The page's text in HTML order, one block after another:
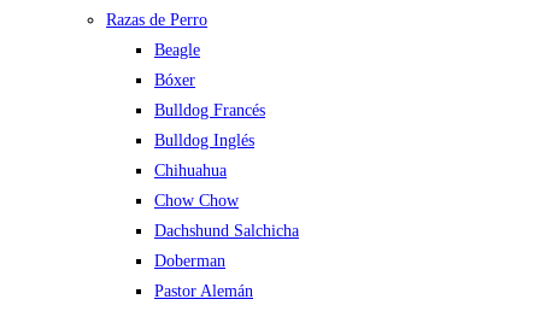
Razas de Perro
Beagle
Bóxer
Bulldog Francés
Bulldog Inglés
Chihuahua
Chow Chow
Dachshund Salchicha
Doberman
Pastor Alemán